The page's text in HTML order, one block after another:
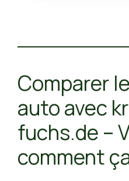
Comparer
auto avec
fuchs.de –
comment